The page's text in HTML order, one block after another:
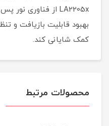
بهبود قابلیت بازیافت و
کمک شایانی کند.
محصولات مرتبط